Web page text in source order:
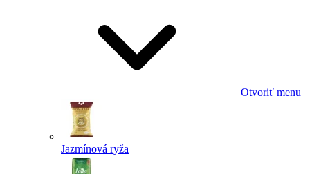
Otvoriť menu
Jazmínová ryža